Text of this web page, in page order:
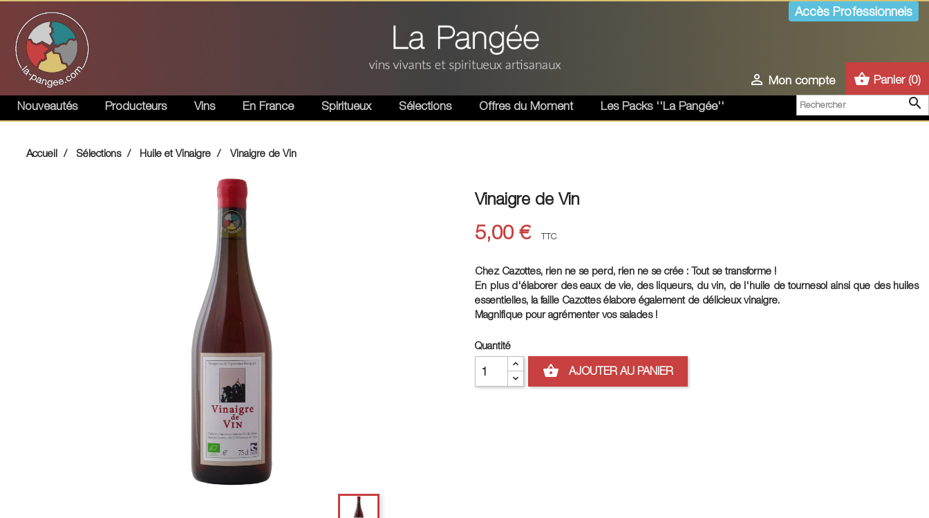
Accès Professionnels
 Mon compte shopping_basket Panier (0)

Nouveautés Producteurs Vins En France Spiritueux Sélections Offres du Moment Les Packs ''La Pangée''
Accueil Sélections Huile et Vinaigre Vinaigre de Vin
Vinaigre de Vin
5,00 € TTC
Chez Cazottes, rien ne se perd, rien ne se crée : Tout se transforme !
En plus d'élaborer des eaux de vie, des liqueurs, du vin, de l'huile de tournesol ainsi que des huiles
essentielles, la faille Cazottes élabore également de délicieux vinaigre.
Magnifique pour agrémenter vos salades !
Quantité
shopping_basket AJOUTER AU PANIER